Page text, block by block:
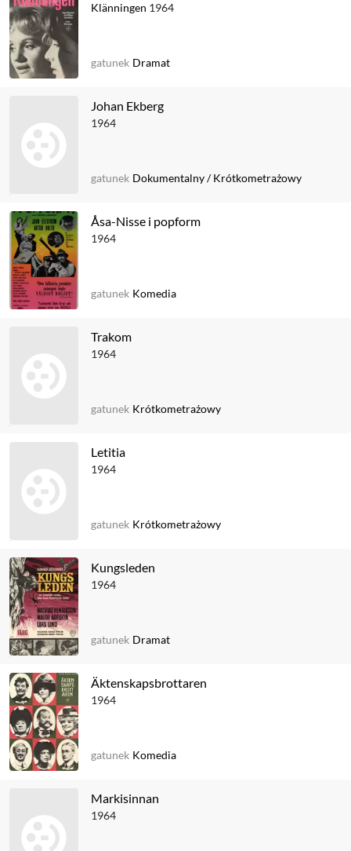
Klänningen 1964
gatunek Dramat
Johan Ekberg
1964
gatunek Dokumentalny/Krótkometrażowy
Åsa-Nisse i popform
1964
gatunek Komedia
Trakom
1964
gatunek Krótkometrażowy
Letitia
1964
gatunek Krótkometrażowy
Kungsleden
1964
gatunek Dramat
Äktenskapsbrottaren
1964
gatunek Komedia
Markisinnan
1964